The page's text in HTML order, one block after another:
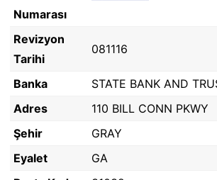
Numarası
Revizyon
Tarihi
081116
Banka
STATE BANK AND
Adres
110 BILL CONN PKWY
Şehir
GRAY
Eyalet
GA